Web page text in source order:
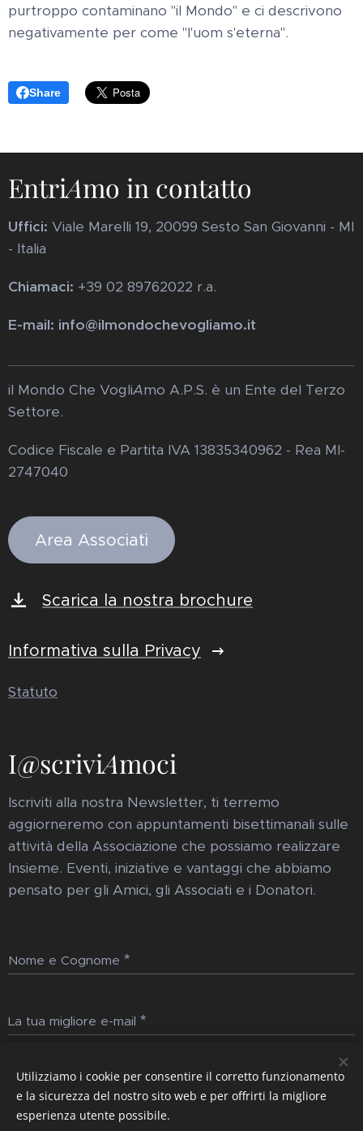
purtroppo contaminano "il Mondo" e ci descrivono
negativamente per come "l'uom s'eterna".
Share
EntriAmo in contatto
Uffici: Viale Marelli 19, 20099 Sesto San Giovanni - MI
- Italia
Chiamaci: +39 02 89762022 r.a.
E-mail: info@ilmondochevogliamo.it
il Mondo Che VogliAmo A.P.S. è un Ente del Terzo
Settore.
Codice Fiscale e Partita IVA 13835340962 - Rea MI-
2747040
Area Associati
Scarica la nostra brochure
Informativa sulla Privacy
Statuto
I@scriviAmoci
Iscriviti alla nostra Newsletter, ti terremo
aggiorneremo con appuntamenti bisettimanali sulle
attività della Associazione che possiamo realizzare
Insieme. Eventi, iniziative e vantaggi che abbiamo
pensato per gli Amici, gli Associati e i Donatori.
Nome e Cognome
La tua migliore e-mail
Invia
Utilizziamo i cookie per consentire il corretto funzionamento
e la sicurezza del nostro sito web e per offrirti la migliore
esperienza utente possibile.